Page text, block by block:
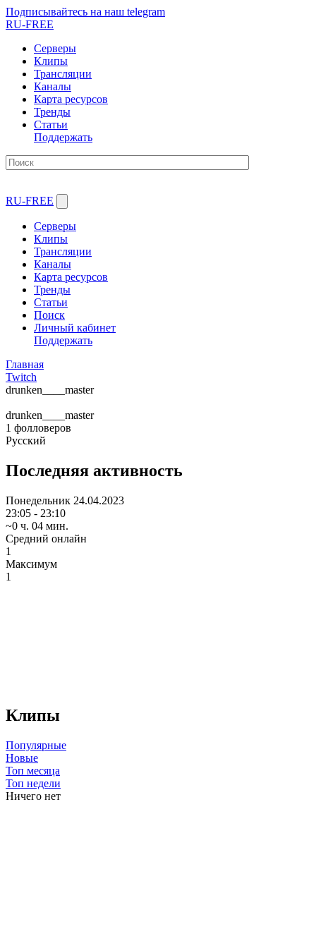
Подписывайтесь на наш telegram
RU-FREE
Серверы
Клипы
Трансляции
Каналы
Карта ресурсов
Тренды
Статьи
Поддержать
RU-FREE
Серверы
Клипы
Трансляции
Каналы
Карта ресурсов
Тренды
Статьи
Поиск
Личный кабинет
Поддержать
Главная
Twitch
drunken____master
drunken____master
1 фолловеров
Русский
Последняя активность
Понедельник 24.04.2023
23:05 - 23:10
~0 ч. 04 мин.
Средний онлайн
1
Максимум
1
Клипы
Популярные
Новые
Топ месяца
Топ недели
Ничего нет